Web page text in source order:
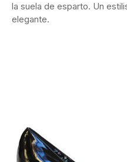
la suela de esparto. Un
elegante.